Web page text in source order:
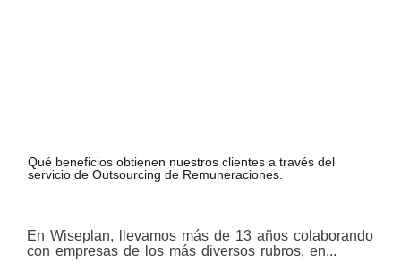
Qué beneficios obtienen nuestros clientes a través del
servicio de Outsourcing de Remuneraciones.
En Wiseplan, llevamos más de 13 años colaborando
con empresas de los más diversos rubros, en...